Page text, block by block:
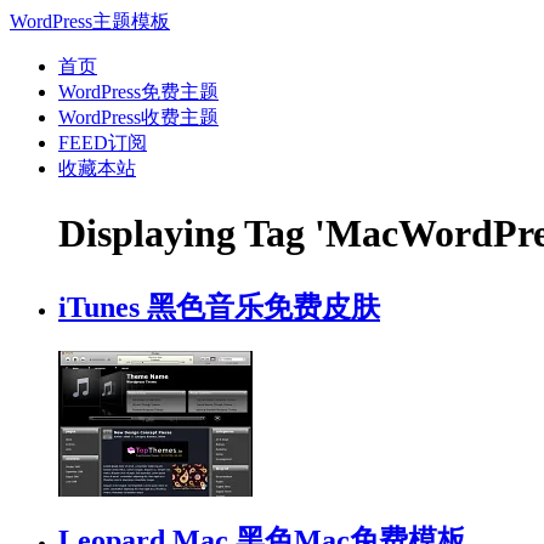
WordPress主题模板
首页
WordPress免费主题
WordPress收费主题
FEED订阅
收藏本站
Displaying Tag
iTunes 黑色音乐免费皮肤